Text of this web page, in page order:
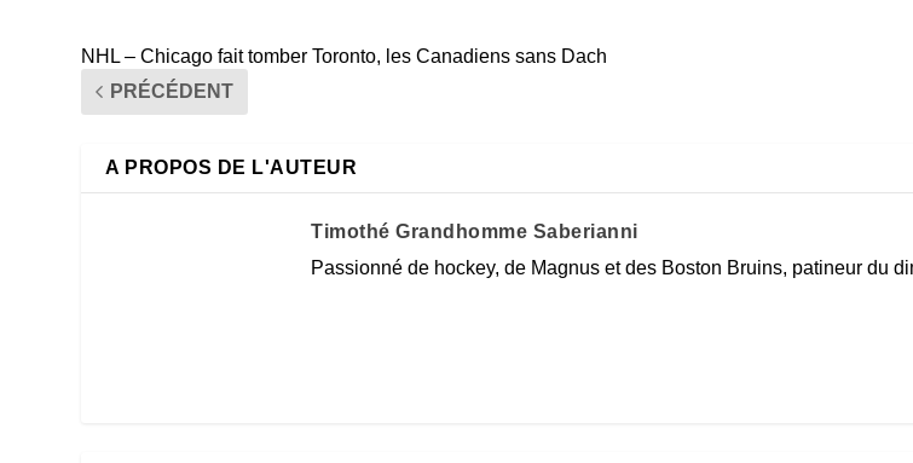
NHL – Chicago fait tomber Toronto, les Canadiens sans Dach
PRÉCÉDENT
A PROPOS DE L'AUTEUR
Timothé Grandhomme Saberianni
Passionné de hockey, de Magnus et des Boston Bruins, patineur du